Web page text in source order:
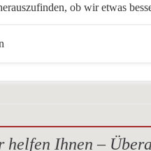
ob wir etwas
helfen Ihnen –